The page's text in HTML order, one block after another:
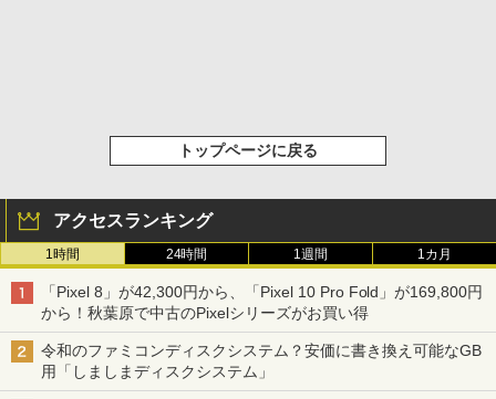
トップページに戻る
アクセスランキング
1時間 24時間 1週間 1カ月
「Pixel 8」が42,300円から、「Pixel 10 Pro Fold」が169,800円
から！秋葉原で中古のPixelシリーズがお買い得
令和のファミコンディスクシステム？安価に書き換え可能なGB
用「しましまディスクシステム」